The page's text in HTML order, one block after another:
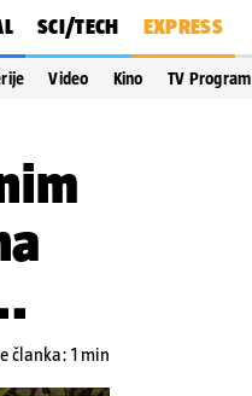
SCI/TECH EXPRESS
Video Kino TV Program
članka: 1 min